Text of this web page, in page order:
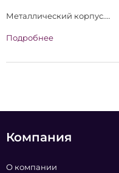
Металлический корпус.
Холодный байпасс.
Подробнее
Компания
О компании